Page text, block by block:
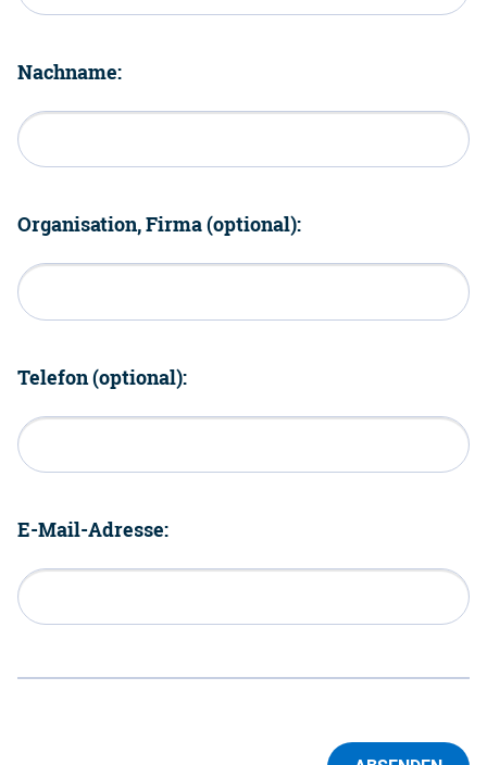
Nachname:
Organisation, Firma (optional):
Telefon (optional):
E-Mail-Adresse: